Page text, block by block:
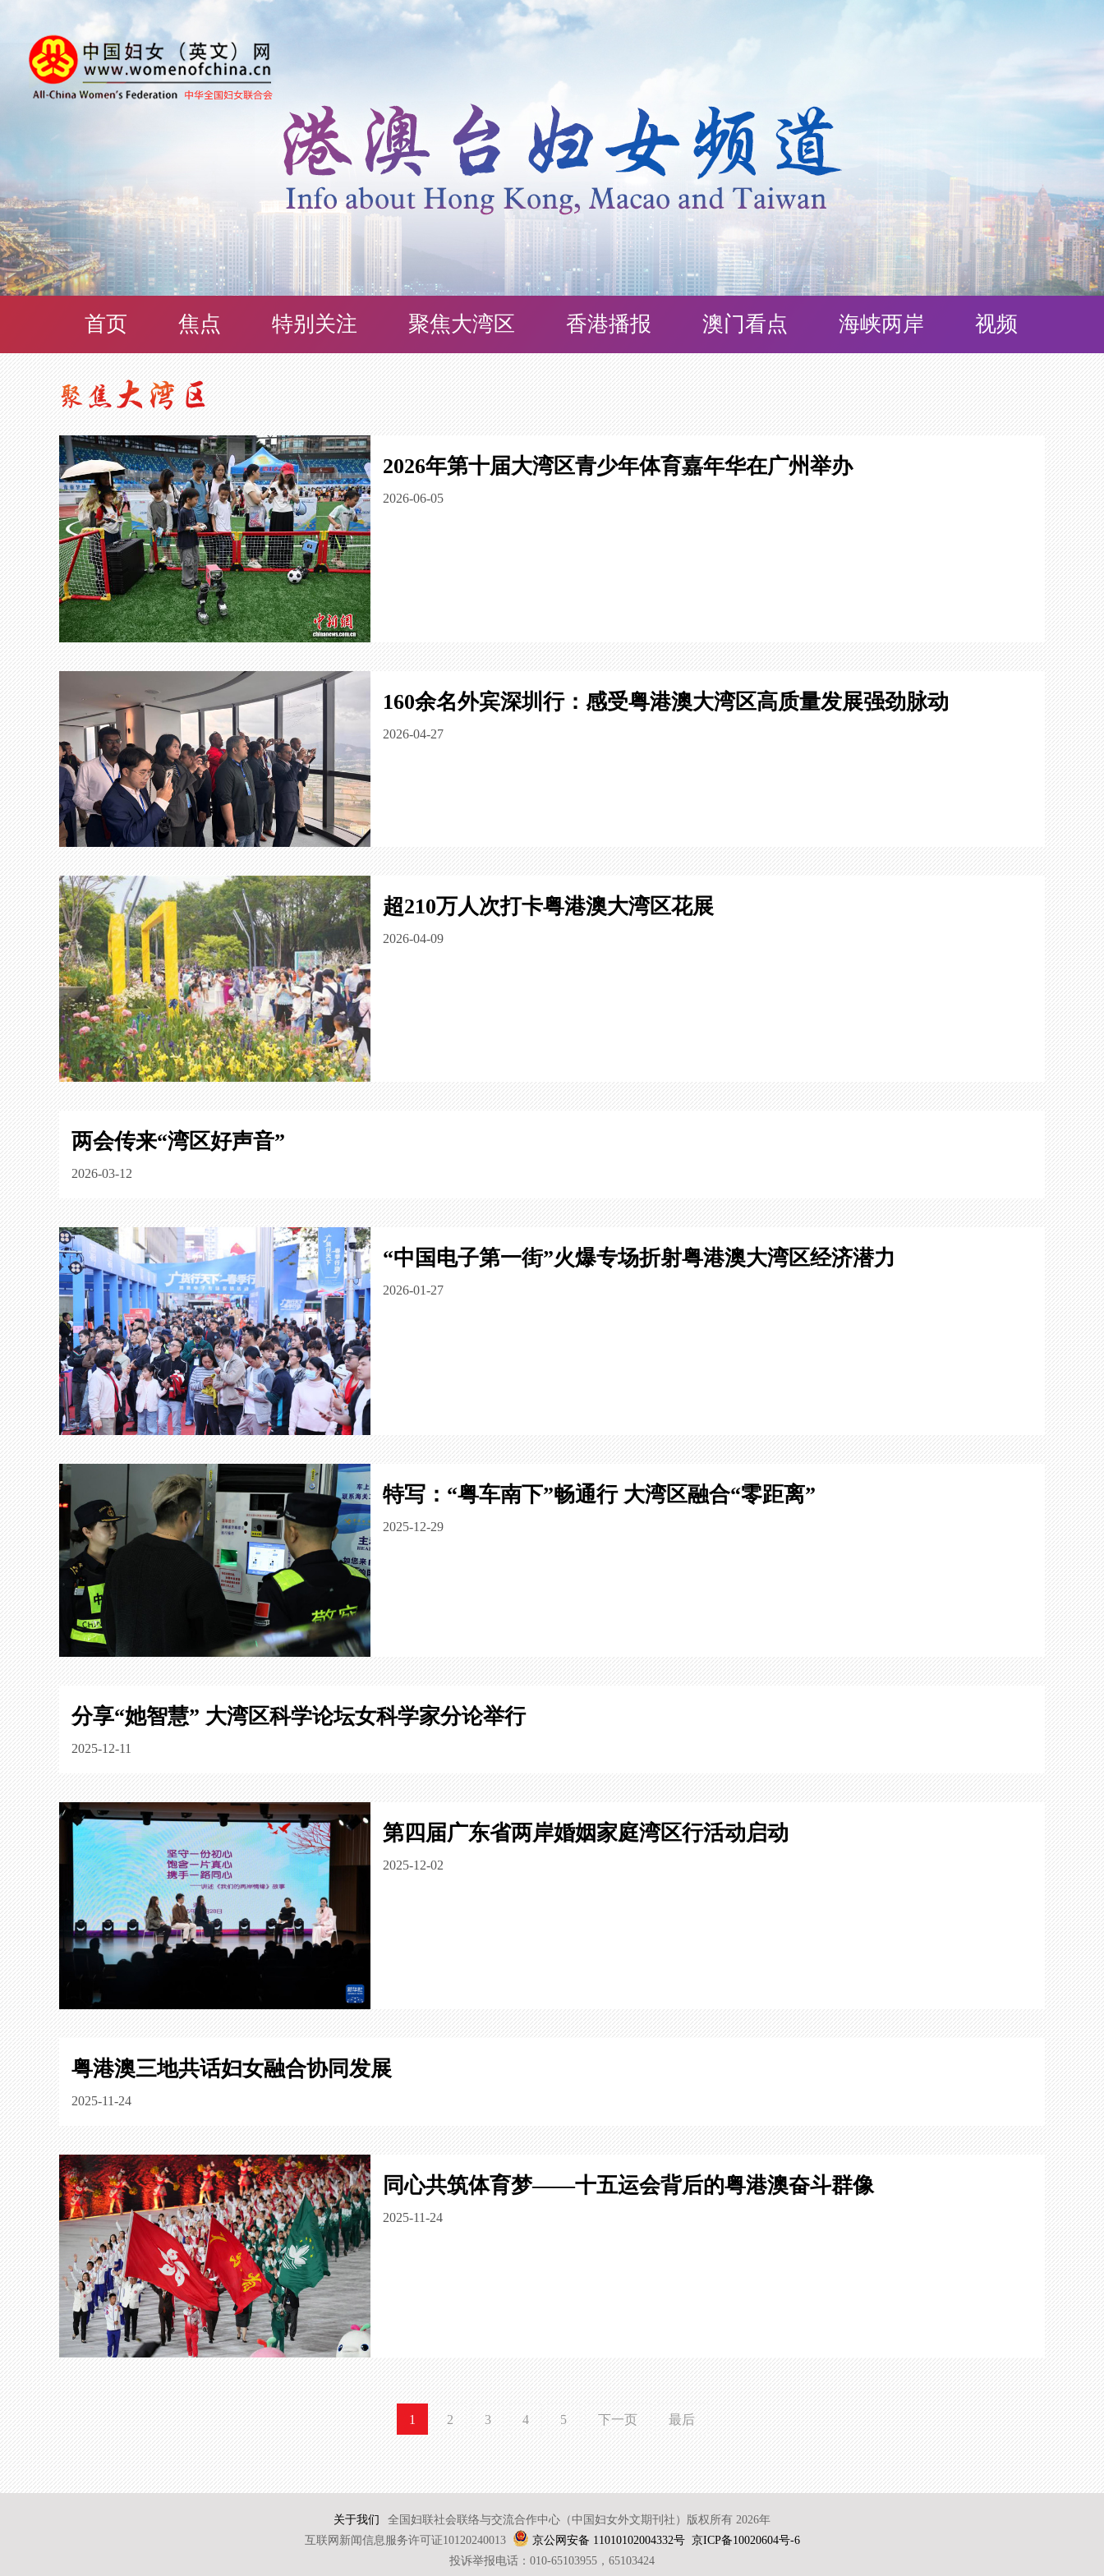
首页 焦点 特别关注 聚焦大湾区 香港播报 澳门看点 海峡两岸 视频
2026年第十届大湾区青少年体育嘉年华在广州举办
2026-06-05
160余名外宾深圳行：感受粤港澳大湾区高质量发展强劲脉动
2026-04-27
超210万人次打卡粤港澳大湾区花展
2026-04-09
两会传来“湾区好声音”
2026-03-12
“中国电子第一街”火爆专场折射粤港澳大湾区经济潜力
2026-01-27
特写：“粤车南下”畅通行 大湾区融合“零距离”
2025-12-29
分享“她智慧” 大湾区科学论坛女科学家分论举行
2025-12-11
第四届广东省两岸婚姻家庭湾区行活动启动
2025-12-02
粤港澳三地共话妇女融合协同发展
2025-11-24
同心共筑体育梦——十五运会背后的粤港澳奋斗群像
2025-11-24
1 2 3 4 5 下一页 最后
关于我们
全国妇联社会联络与交流合作中心（中国妇女外文期刊社）版权所有 2026年
互联网新闻信息服务许可证10120240013
京公网安备 11010102004332号 京ICP备10020604号-6
投诉举报电话：010-65103955，65103424